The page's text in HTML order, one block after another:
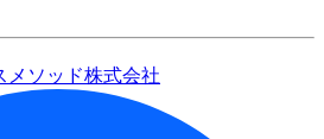
メソッド株式会社